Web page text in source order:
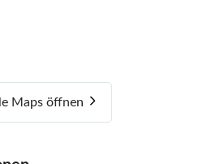
Maps öffnen